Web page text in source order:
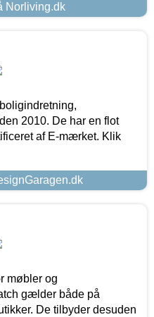
Norliving.dk
2010. De har en flot
af E-mærket. Klik
møbler og
gælder både på
De tilbyder desuden